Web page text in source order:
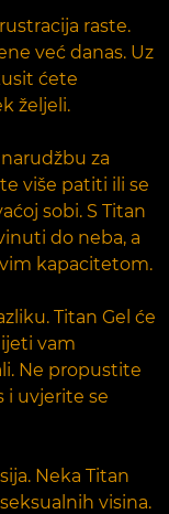
raste.
već danas. Uz
ćete
željeli.
za
više patiti ili se
sobi. S Titan
do neba, a
kapacitetom.
Titan Gel će
vam
Ne propustite
i uvjerite se
Neka Titan
visina.